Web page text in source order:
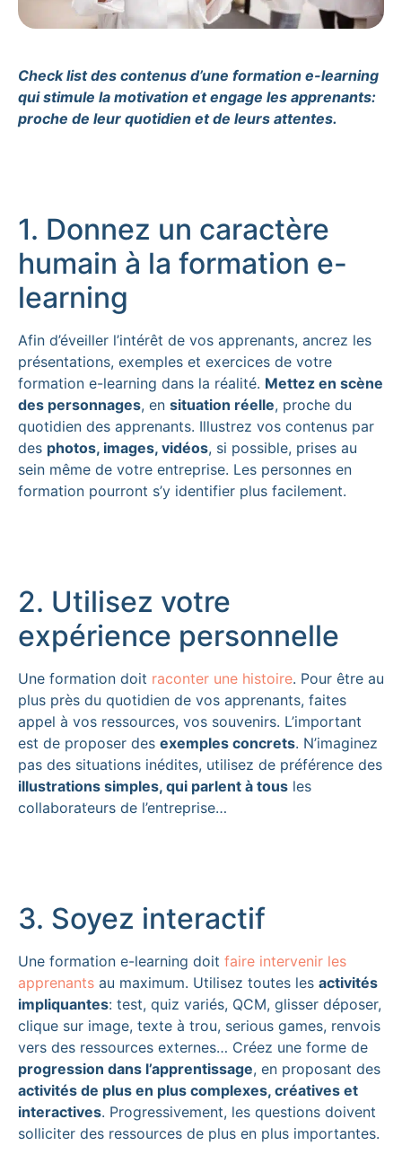
Check list des contenus d’une formation e-learning
qui stimule la motivation et engage les apprenants:
proche de leur quotidien et de leurs attentes.
1. Donnez un caractère
humain à la formation e-
learning
Afin d’éveiller l’intérêt de vos apprenants, ancrez les
présentations, exemples et exercices de votre
formation e-learning dans la réalité. Mettez en scène
des personnages, en situation réelle, proche du
quotidien des apprenants. Illustrez vos contenus par
des photos, images, vidéos, si possible, prises au
sein même de votre entreprise. Les personnes en
formation pourront s’y identifier plus facilement.
2. Utilisez votre
expérience personnelle
Une formation doit raconter une histoire. Pour être au
plus près du quotidien de vos apprenants, faites
appel à vos ressources, vos souvenirs. L’important
est de proposer des exemples concrets. N’imaginez
pas des situations inédites, utilisez de préférence des
illustrations simples, qui parlent à tous les
collaborateurs de l’entreprise…
3. Soyez interactif
Une formation e-learning doit faire intervenir les
apprenants au maximum. Utilisez toutes les activités
impliquantes: test, quiz variés, QCM, glisser déposer,
clique sur image, texte à trou, serious games, renvois
vers des ressources externes… Créez une forme de
progression dans l’apprentissage, en proposant des
activités de plus en plus complexes, créatives et
interactives. Progressivement, les questions doivent
solliciter des ressources de plus en plus importantes.